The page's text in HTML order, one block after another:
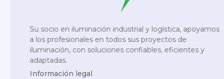
Su socio en iluminación industrial y logística, apoyamos
a los profesionales en todos sus proyectos de
iluminación, con soluciones confiables, eficientes y
adaptadas.
Información legal